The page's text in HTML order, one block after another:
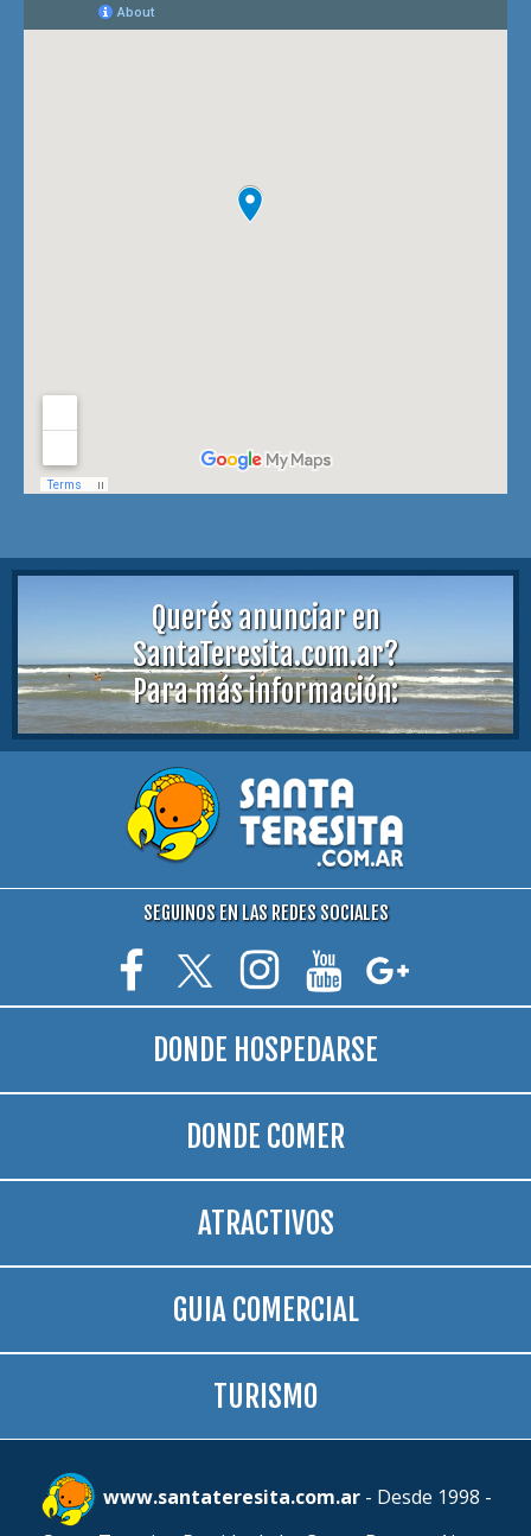
Querés anunciar en
SantaTeresita.com.ar?
Para más información:
SEGUINOS EN LAS REDES SOCIALES
DONDE HOSPEDARSE
DONDE COMER
ATRACTIVOS
GUIA COMERCIAL
TURISMO
www.santateresita.com.ar - Desde 1998 -